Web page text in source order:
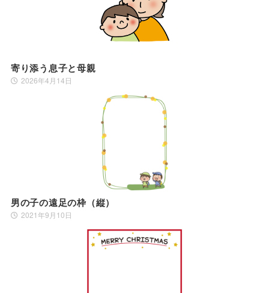
寄り添う息子と母親
2026年4月14日
男の子の遠足の枠（縦）
2021年9月10日